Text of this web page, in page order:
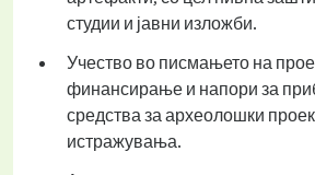
студии и јавни изложби.
Учество во писмањето на
финансирање и напори за
средства за археолошки
истражувања.